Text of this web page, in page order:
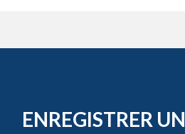
ENREGISTRER